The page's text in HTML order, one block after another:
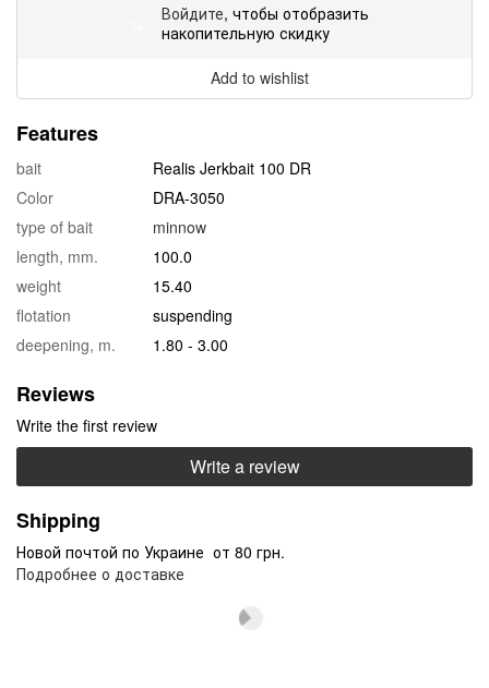
Войдите, чтобы отобразить
накопительную скидку
Add to wishlist
Features
bait
Realis Jerkbait 100 DR
Color
DRA-3050
type of bait
minnow
length, mm.
100.0
weight
15.40
flotation
suspending
deepening, m.
1.80 - 3.00
Reviews
Write the first review
Write a review
Shipping
Новой почтой по Украине от 80 грн.
Подробнее о доставке